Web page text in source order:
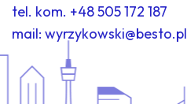
tel. kom. +48 505 172 187
mail: wyrzykowski@besto.pl